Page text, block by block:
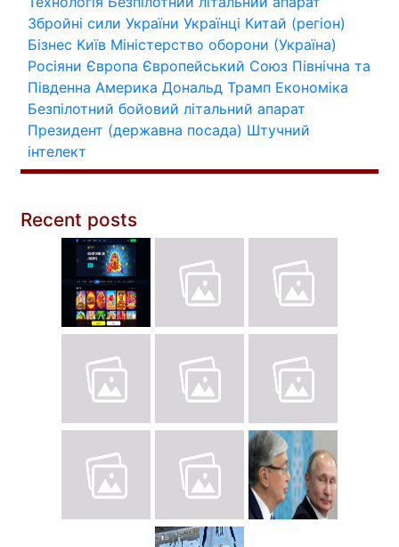
Збройні сили України Українці Китай (регіон)
Бізнес Київ Міністерство оборони (Україна)
Росіяни Європа Європейський Союз Північна та
Південна Америка Дональд Трамп Економіка
Безпілотний бойовий літальний апарат
Президент (державна посада) Штучний
інтелект
Recent posts